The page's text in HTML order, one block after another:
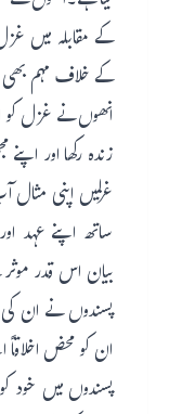
کے مقابلہ میں
کے خلاف مہم
انھوں نے غزل
زندہ رکھا اور
غزلیں اپنی
ساتھ اپنے عہد
بیان اس قدر
پسندوں نے ان
ان کو محض
پسندوں میں خود